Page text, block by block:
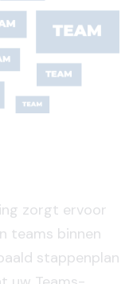
zorgt ervoor
teams binnen
stappenplan